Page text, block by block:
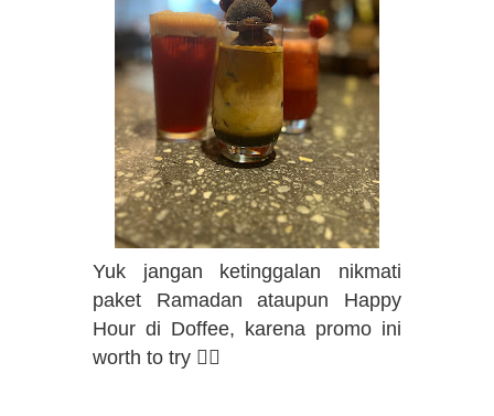
Yuk jangan ketinggalan nikmati
paket Ramadan ataupun Happy
Hour di Doffee, karena promo ini
worth to try ✌🏻